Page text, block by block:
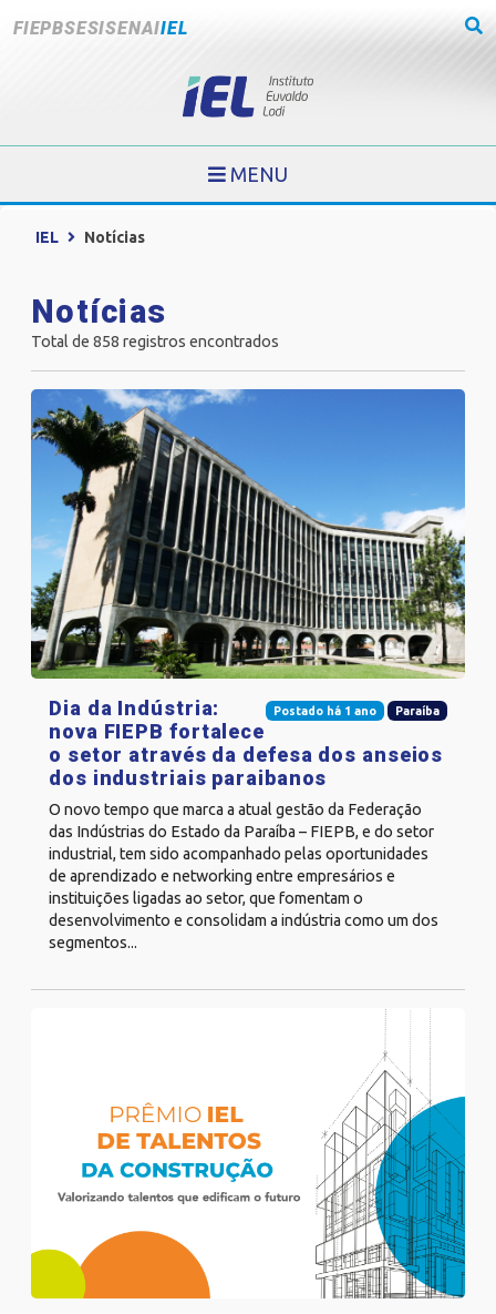
FIEPBSESISENAIIEL
MENU
IEL Notícias
Notícias
Total de 858 registros encontrados
Postado há 1 ano Paraíba
Dia da Indústria:
nova FIEPB fortalece
o setor através da defesa dos anseios
dos industriais paraibanos
O novo tempo que marca a atual gestão da Federação
das Indústrias do Estado da Paraíba – FIEPB, e do setor
industrial, tem sido acompanhado pelas oportunidades
de aprendizado e networking entre empresários e
instituições ligadas ao setor, que fomentam o
desenvolvimento e consolidam a indústria como um dos
segmentos...